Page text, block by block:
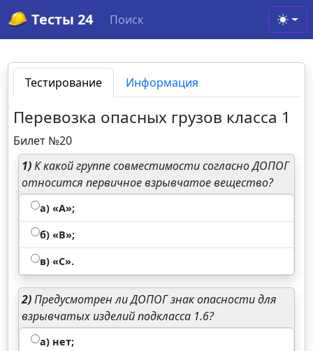
Тесты 24 Поиск
Тестирование Информация
Перевозка опасных грузов класса 1
Билет №20
1)К какой группе совместимости согласно ДОПОГ
относится первичное взрывчатое вещество?
а) «А»;
б) «В»;
в) «С».
2)Предусмотрен ли ДОПОГ знак опасности для
взрывчатых изделий подкласса 1.6?
а) нет;